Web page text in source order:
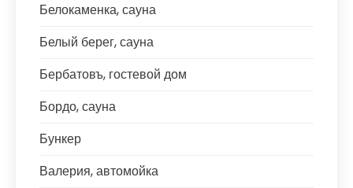
Белокаменка, сауна
Белый берег, сауна
Бербатовъ, гостевой дом
Бордо, сауна
Бункер
Валерия, автомойка